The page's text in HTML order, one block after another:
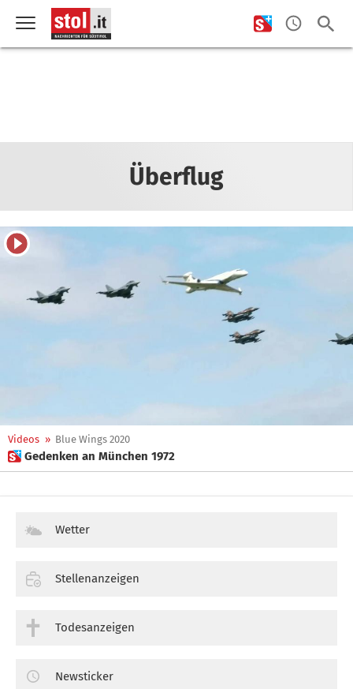
Überflug
Videos » Blue Wings 2020
 Gedenken an München 1972
Wetter
Stellenanzeigen
Todesanzeigen
Newsticker